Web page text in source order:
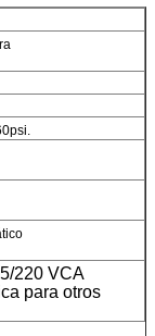
220 VCA
para otros